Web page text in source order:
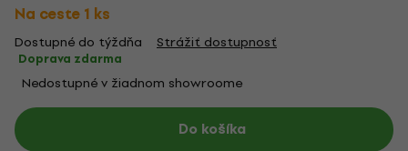
Na ceste 1 ks
Dostupné do týždňa Strážiť dostupnosť
Doprava zdarma
Nedostupné v žiadnom showroome
Do košíka